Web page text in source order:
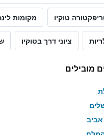
טוקיו מקומות
ציוני דרך בטוקיו
מובילים